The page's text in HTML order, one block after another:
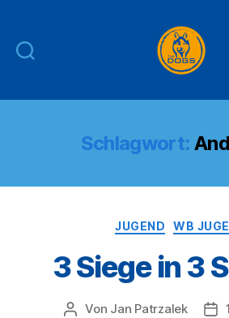
DOGS
Schlagwort:
JUGEND WB
3 Siege in 3
Beitragsautor
Von Jan Patrzalek